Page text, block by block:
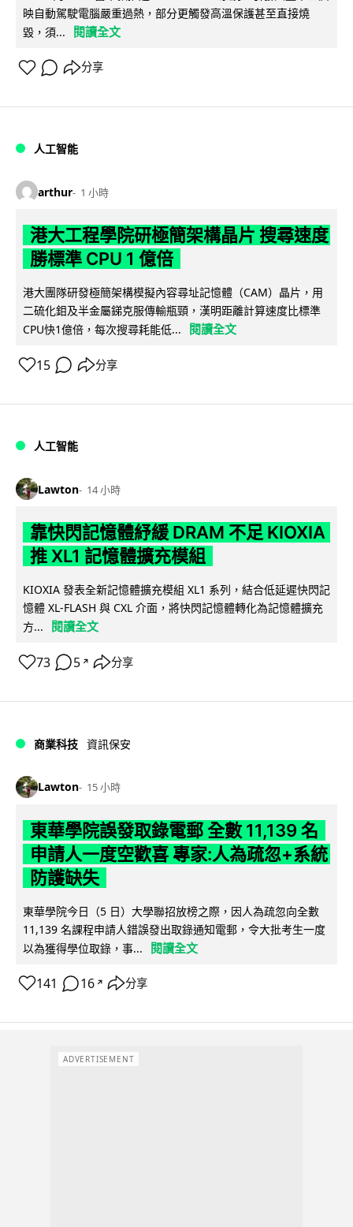
映自動駕駛電腦嚴重過熱，部分更觸發高溫保護甚至直接燒
毀，須...
閱讀全文
分享
人工智能
arthur 1 小時
港大工程學院研極簡架構晶片 搜尋速度
勝標準 CPU 1 億倍
港大團隊研發極簡架構模擬內容尋址記憶體（CAM）晶片，用
二硫化鉬及半金屬銻克服傳輸瓶頸，漢明距離計算速度比標準
CPU快1億倍，每次搜尋耗能低...
閱讀全文
15 分享
人工智能
Lawton 14 小時
靠快閃記憶體紓緩 DRAM 不足 KIOXIA
推 XL1 記憶體擴充模組
KIOXIA 發表全新記憶體擴充模組 XL1 系列，結合低延遲快閃記
憶體 XL-FLASH 與 CXL 介面，將快閃記憶體轉化為記憶體擴充
方...
閱讀全文
73 5 ↗ 分享
商業科技 資訊保安
Lawton 15 小時
東華學院誤發取錄電郵 全數 11,139 名
申請人一度空歡喜 專家:人為疏忽+系統
防護缺失
東華學院今日（5 日）大學聯招放榜之際，因人為疏忽向全數
11,139 名課程申請人錯誤發出取錄通知電郵，令大批考生一度
以為獲得學位取錄，事...
閱讀全文
141 16 ↗ 分享
ADVERTISEMENT